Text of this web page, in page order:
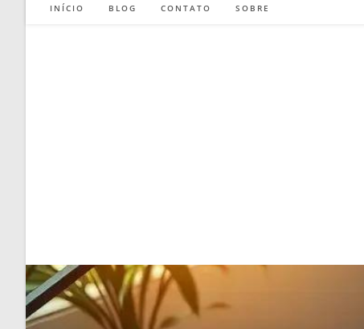
INÍCIO BLOG CONTATO SOBRE